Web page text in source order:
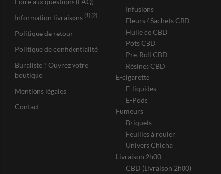
Information livraisons (1) (2)
Politique de retour
Politique de confidentialité
Buraliste ? Ouvrez votre
boutique
Mentions légales
Contact
Infusions
Fleurs / Sachets CBD
Huile de CBD
Pots CBD
Pre-Roll CBD
Résines CBD
E-cigarette
E-liquides
E-Pods
Fumeurs
Briquets
Feuilles à rouler
Univers Chicha
Livraison 2h00
CBD (Livraison 2h00)